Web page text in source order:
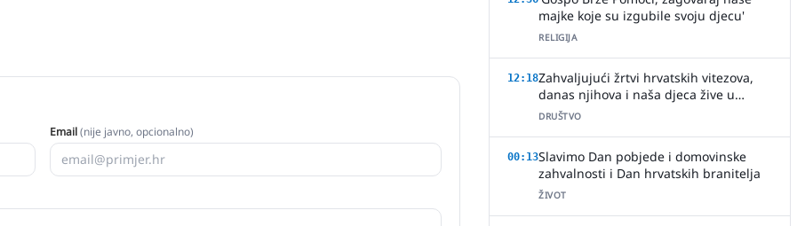
Email(nije javno, opcionalno)
majke koje su izgubile svoju djecu'
RELIGIJA
12:18Zahvaljujući žrtvi hrvatskih vitezova,
danas njihova i naša djeca žive u
slobodi
DRUŠTVO
00:13Slavimo Dan pobjede i domovinske
zahvalnosti i Dan hrvatskih branitelja
ŽIVOT